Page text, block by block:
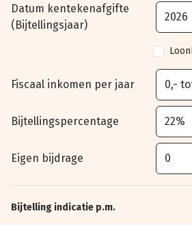
Datum kentekenafgifte
(Bijtellingsjaar)
Fiscaal inkomen per jaar
Bijtellingspercentage
Eigen bijdrage
Bijtelling indicatie p.m.